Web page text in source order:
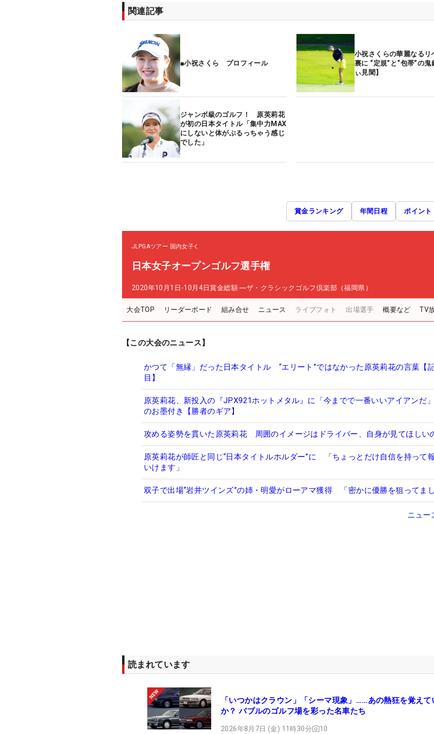
関連記事
■小祝さくら プロフィール
小祝さくらの華麗なるリ
裏に “定規”と“包帯”の鬼
ぃ見聞】
ジャンボ級のゴルフ！ 原英莉花
が初の日本タイトル「集中力MAX
にしないと体がぶるっちゃう感じ
でした」
賞金ランキング 年間日程 ポイント
JLPGAツアー 国内女子
日本女子オープンゴルフ選手権
2020年10月1日-10月4日賞金総額 ―ザ・クラシックゴルフ倶楽部（福岡県）
大会TOP リーダーボード 組み合せ ニュース ライブフォト 出場選手 概要など TV
【この大会のニュース】
かつて「無縁」だった日本タイトル “エリート”ではなかった原英莉花の言葉【
目】
原英莉花、新投入の『JPX921ホットメタル』に「今までで一番いいアイアンだ
のお墨付き【勝者のギア】
攻める姿勢を貫いた原英莉花 周囲のイメージはドライバー、自身が見てほしい
原英莉花が師匠と同じ“日本タイトルホルダー”に 「ちょっとだけ自信を持って
いけます」
双子で出場“岩井ツインズ”の姉・明愛がローアマ獲得 「密かに優勝を狙ってま
ニュー
読まれています
「いつかはクラウン」「シーマ現象」……あの熱狂を覚えて
か？ バブルのゴルフ場を彩った名車たち
2026年8月7日 (金) 11時30分 10